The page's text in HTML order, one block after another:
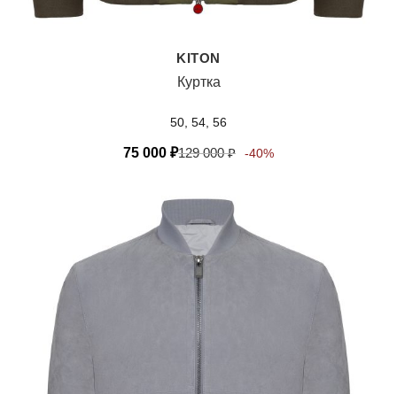
KITON
Куртка
50, 54, 56
75 000 ₽129 000₽ -40%